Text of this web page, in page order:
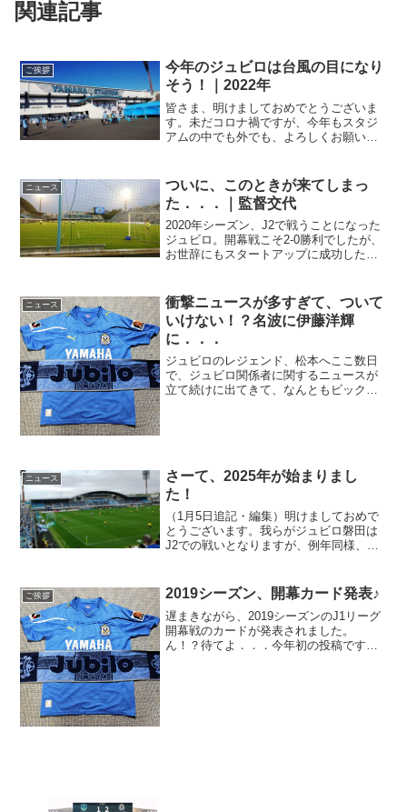
関連記事
ご挨拶
今年のジュビロは台風の目になり
そう！｜2022年
皆さま、明けましておめでとうございま
す。未だコロナ禍ですが、今年もスタジ
アムの中でも外でも、よろしくお願いい
が、二年がかりではありましたが、なん
とかかんとかJ2で「王者...
ニュース
ついに、このときが来てしまっ
た．．．｜監督交代
2020年シーズン、J2で戦うことになった
ジュビロ。開幕戦こそ2-0勝利でしたが、
お世辞にもスタートアップに成功したと
う、厳しいシーズンとなりましたが、そ
れはどのチーム...
ニュース
衝撃ニュースが多すぎて、ついて
いけない！？名波に伊藤洋輝
に．．．
ジュビロのレジェンド、松本へここ数日
で、ジュビロ関係者に関するニュースが
立て続けに出てきて、なんともビックリ
ニュース
さーて、2025年が始まりまし
た！
（1月5日追記・編集）明けましておめで
とうございます。我らがジュビロ磐田は
J2での戦いとなりますが、例年同様、し
ておめでとうございます。関東は快晴の
元旦、初詣がてら多摩...
ご挨拶 2019シーズン、開幕カード発表♪
遅まきながら、2019シーズンのJ1リーグ
開幕戦のカードが発表されました。
ん！？待てよ．．．今年初の投稿です